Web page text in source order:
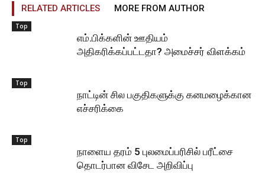
RELATED ARTICLES MORE FROM AUTHOR
Top
எம்.பிக்களின் ஊதியம்
அதிகரிக்கப்பட்டதா? அமைச்சர் விளக்கம்
Top
நாட்டின் சில பகுதிகளுக்கு கனமழைக்கான
எச்சரிக்கை
Top
நாளைய தரம் 5 புலமைப்பரிசில் பரீட்சை
தொடர்பான விசேட அறிவிப்பு